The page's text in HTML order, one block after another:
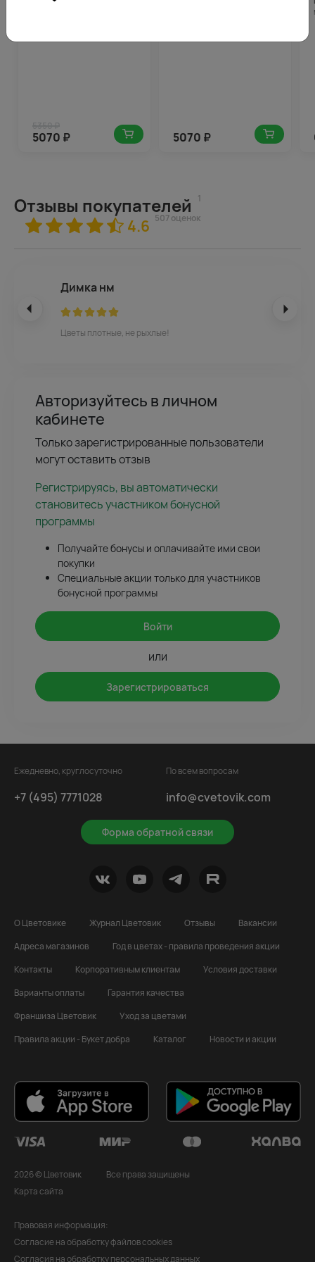
5070 ₽ 5070 ₽
Отзывы покупателей 1
4.6 507 оценок
Димка нм
Цветы плотные, не рыхлые!
Авторизуйтесь в личном
кабинете
Только зарегистрированные пользователи
могут оставить отзыв
Регистрируясь, вы автоматически
становитесь участником бонусной
программы
Получайте бонусы и оплачивайте ими свои
покупки
Специальные акции только для участников
бонусной программы
Войти
или
Зарегистрироваться
Ежедневно, круглосуточно
+7 (495) 7771028
Форма обратной связи
По всем вопросам
info@cvetovik.com
О Цветовике Журнал Цветовик Отзывы
Вакансии
Адреса магазинов
Год в цветах - правила проведения акции
Контакты
Корпоративным клиентам
Условия доставки
Варианты оплаты
Гарантия качества
Франшиза Цветовик
Уход за цветами
Правила акции - Букет добра
Каталог Новости и акции
2026 © Цветовик
Все права защищены
Карта сайта
Правовая информация:
Согласие на обработку файлов cookies
Согласия на обработку персональных данных